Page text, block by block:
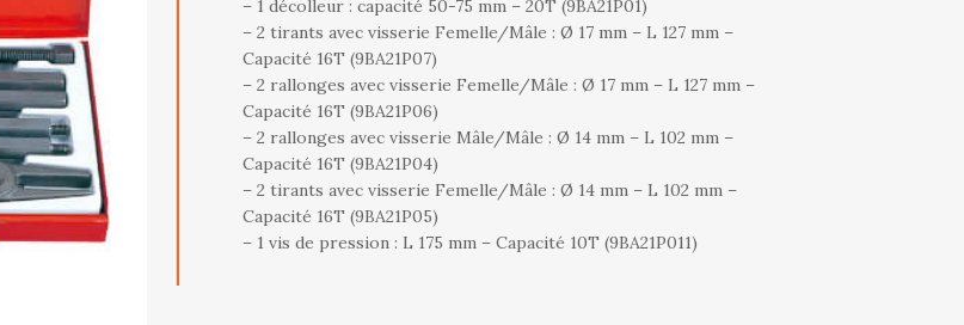
– 1 décolleur : capacité 50-75 mm – 20T (9BA21P01)
– 2 tirants avec visserie Femelle/Mâle : Ø 17 mm – L 127 mm –
Capacité 16T (9BA21P07)
– 2 rallonges avec visserie Femelle/Mâle : Ø 17 mm – L 127 mm –
Capacité 16T (9BA21P06)
– 2 rallonges avec visserie Mâle/Mâle : Ø 14 mm – L 102 mm –
Capacité 16T (9BA21P04)
– 2 tirants avec visserie Femelle/Mâle : Ø 14 mm – L 102 mm –
Capacité 16T (9BA21P05)
– 1 vis de pression : L 175 mm – Capacité 10T (9BA21P011)